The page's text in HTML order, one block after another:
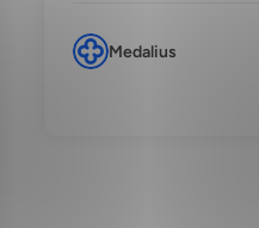
Medalius